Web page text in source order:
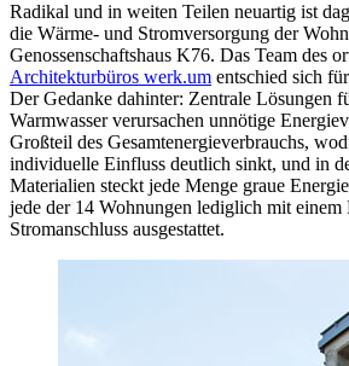
Radikal und in weiten Teilen neuartig ist
die Wärme- und Stromversorgung der
Genossenschaftshaus K76. Das Team des
Architekturbüros werk.um entschied sich
Der Gedanke dahinter: Zentrale Lösungen
Warmwasser verursachen unnötige
Großteil des Gesamtenergieverbrauchs,
individuelle Einfluss deutlich sinkt, und in
Materialien steckt jede Menge graue
jede der 14 Wohnungen lediglich mit einem
Stromanschluss ausgestattet.